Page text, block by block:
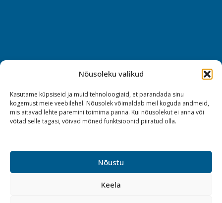
Nõusoleku valikud
Kasutame küpsiseid ja muid tehnoloogiaid, et parandada sinu
kogemust meie veebilehel. Nõusolek võimaldab meil koguda andmeid,
mis aitavad lehte paremini toimima panna. Kui nõusolekut ei anna või
võtad selle tagasi, võivad mõned funktsioonid piiratud olla.
Nõustu
Keela